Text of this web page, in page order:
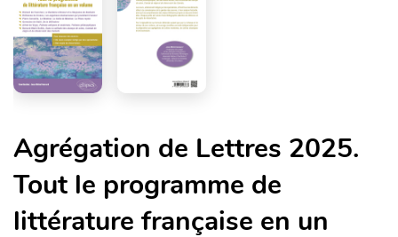
Agrégation de Lettres 2025.
Tout le programme de
littérature française en un